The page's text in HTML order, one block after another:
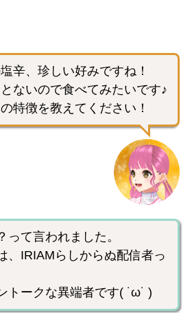
辛、珍しい好みですね！
ないので食べてみたいです♪
特徴を教えてください！
て言われました。
、IRIAMらしからぬ配信者っ
トークな異端者です( ˙ω˙ )